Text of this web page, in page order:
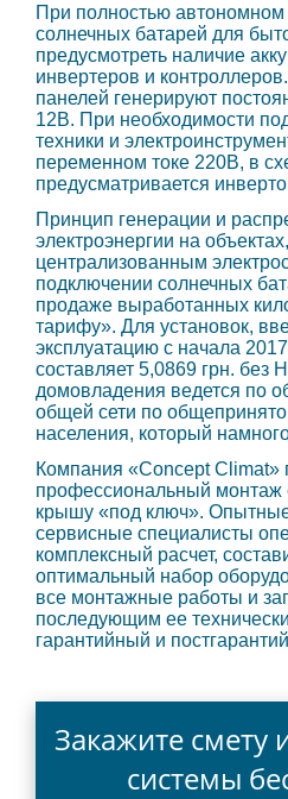
При полностью автономном
солнечных батарей для
предусмотреть наличие
инвертеров и
панелей генерируют
12В. При необходимости
техники и
переменном токе 220В, в
предусматривается
Принцип генерации и
электроэнергии на
централизованным
подключении солнечных
продаже выработанных
тарифу». Для установок,
эксплуатацию с начала
составляет 5,0869 грн. без
домовладения ведется по
общей сети по
населения, который
Компания «Concept Climat»
профессиональный монтаж
крышу «под ключ».
сервисные специалисты
комплексный расчет,
оптимальный набор
все монтажные работы и
последующим ее
гарантийный и
Закажите смету
системы